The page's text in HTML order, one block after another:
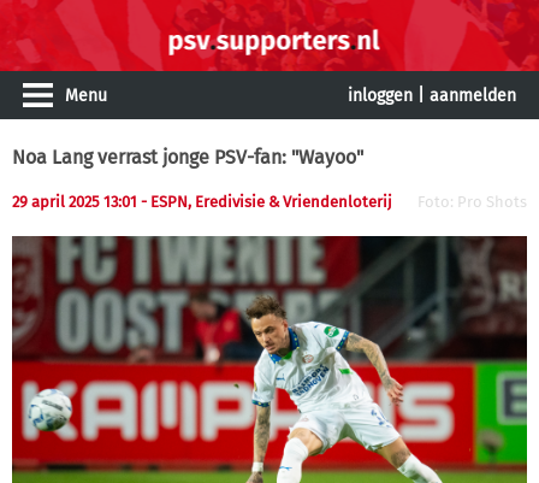
Menu inloggen aanmelden
Noa Lang verrast jonge PSV-fan: "Wayoo"
29 april 2025 13:01 - ESPN, Eredivisie & Vriendenloterij Foto: Pro Shots